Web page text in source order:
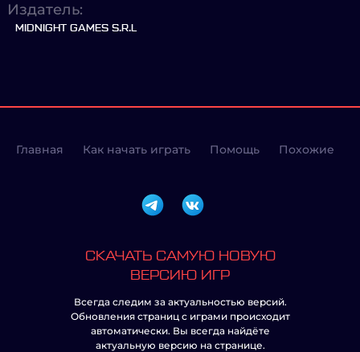
Издатель:
MIDNIGHT GAMES S.R.L
Главная Как начать играть Помощь Похожие
СКАЧАТЬ САМУЮ НОВУЮ
ВЕРСИЮ ИГР
Всегда следим за актуальностью версий.
Обновления страниц с играми происходит
автоматически. Вы всегда найдёте
актуальную версию на странице.